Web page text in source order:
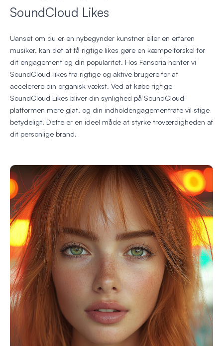
SoundCloud Likes
Uanset om du er en nybegynder kunstner eller en erfaren
musiker, kan det at få rigtige likes gøre en kæmpe forskel for
dit engagement og din popularitet. Hos Fansoria henter vi
SoundCloud-likes fra rigtige og aktive brugere for at
accelerere din organisk vækst. Ved at købe rigtige
SoundCloud Likes bliver din synlighed på SoundCloud-
platformen mere glat, og din indholdengagementrate vil stige
betydeligt. Dette er en ideel måde at styrke troværdigheden af
dit personlige brand.